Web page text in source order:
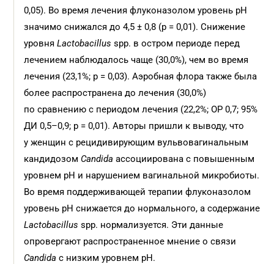
0,05). Во время лечения флуконазолом уровень pH
значимо снижался до 4,5 ± 0,8 (p = 0,01). Снижение
уровняLactobacillus spp. в остром периоде перед
лечением наблюдалось чаще (30,0%), чем во время
лечения (23,1%; p = 0,03). Аэробная флора также была
более распространена до лечения (30,0%)
по сравнению с периодом лечения (22,2%; ОР 0,7; 95%
ДИ 0,5–0,9; p = 0,01). Авторы пришли к выводу, что
у женщин с рецидивирующим вульвовагинальным
кандидозом Candida ассоциирована с повышенным
уровнем pH и нарушением вагинальной микробиоты.
Во время поддерживающей терапии флуконазолом
уровень pH снижается до нормального, а содержание
Lactobacillus spp. нормализуется. Эти данные
опровергают распространенное мнение о связи
Candida с низким уровнем pH.